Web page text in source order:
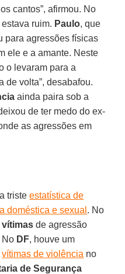
cantos”, afirmou. No
ruim. Paulo, que
para agressões físicas
ele e a amante. Neste
o levaram para a
de volta”, desabafou.
ainda paira sob a
de ter medo do ex-
as agressões em
tristeestatística de
doméstica e sexual . No
vítimas de agressão
No DF, houve um
vítimas de violência no
de Segurança